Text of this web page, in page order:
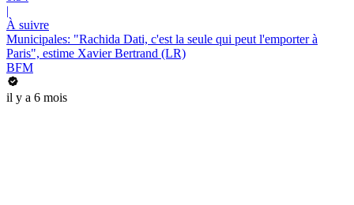
|
À suivre
Municipales: "Rachida Dati, c'est la seule qui peut l'emporter à
Paris", estime Xavier Bertrand (LR)
BFM
il y a 6 mois